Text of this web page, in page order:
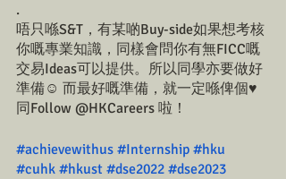
.
唔只喺S&T，有某啲Buy-side如果想考核
你嘅專業知識，同樣會問你有無FICC嘅
交易Ideas可以提供。所以同學亦要做好
準備☺️ 而最好嘅準備，就一定喺俾個♥️
同Follow @HKCareers 啦！
#achievewithus #Internship #hku
#cuhk #hkust #dse2022 #dse2023